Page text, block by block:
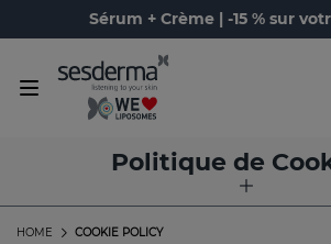
Sérum + Crème | -15 % sur
Politique de
COOKIE POLICY
HOME